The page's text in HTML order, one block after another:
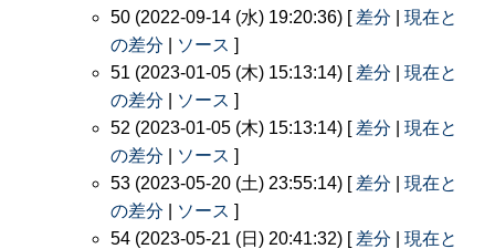
50 (2022-09-14 (水) 19:20:36) [ 差分
現在と
の差分
ソース ]
51 (2023-01-05 (木) 15:13:14) [ 差分
現在と
の差分
ソース ]
52 (2023-01-05 (木) 15:13:14) [ 差分
現在と
の差分
ソース ]
53 (2023-05-20 (土) 23:55:14) [ 差分
現在と
の差分
ソース ]
54 (2023-05-21 (日) 20:41:32) [ 差分
現在と